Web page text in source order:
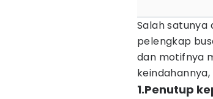
Salah satunya
pelengkap
dan motifnya
1.Penutup